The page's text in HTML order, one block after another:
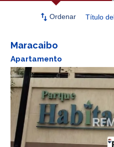
swap_vert Ordenar
Maracaibo
Apartamento